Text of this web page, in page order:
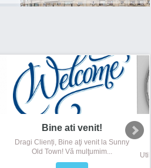
Bine ati venit!
Dragi Clienți, Bine aţi venit la Sunny
Old Town! Vă mulţumim...